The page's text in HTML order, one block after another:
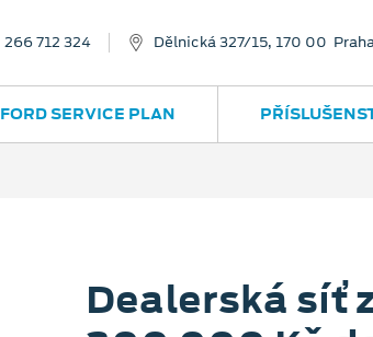
266 712 324 Dělnická 327/15, 170 00
FORD SERVICE PLAN
Dealerská síť